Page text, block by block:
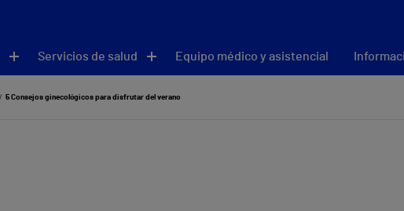
Servicios de salud Equipo médico y asistencial
5 Consejos ginecológicos para disfrutar del verano